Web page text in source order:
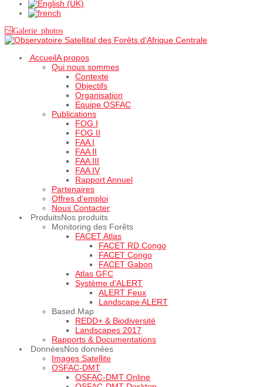
Galerie photos
AccueilA propos
Qui nous sommes
Contexte
Objectifs
Organisation
Equipe OSFAC
Publications
FOG I
FOG II
FAA I
FAA II
FAA III
FAA IV
Rapport Annuel
Partenaires
Offres d'emploi
Nous Contacter
ProduitsNos produits
Monitoring des Forêts
FACET Atlas
FACET RD Congo
FACET Congo
FACET Gabon
Atlas GFC
Système d'ALERT
ALERT Feux
Landscape ALERT
Based Map
REDD+ & Biodiversité
Landscapes 2017
Rapports & Documentations
DonnéesNos données
Images Satellite
OSFAC-DMT
OSFAC-DMT Online